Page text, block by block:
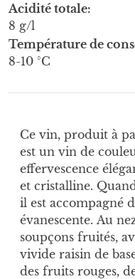
Acidité totale
8 g/l
Température de
8-10 °C
Ce vin, produit à
est un vin de
effervescence
et cristalline.
il est accompagné
évanescente. Au
soupçons fruités,
vivide raisin de
des fruits rouges,